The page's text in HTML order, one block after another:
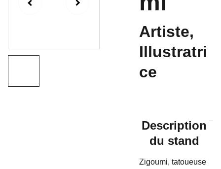
Artiste,
Illustratri
ce
Description
du stand
Zigoumi, tatoueuse